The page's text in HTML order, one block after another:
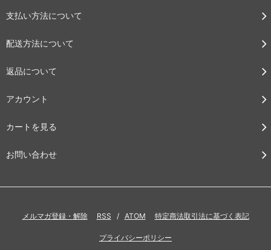
支払い方法について
配送方法について
返品について
アカウント
カートを見る
お問い合わせ
メルマガ登録・解除 RSS / ATOM 特定商法取引法に基づく表記
プライバシーポリシー